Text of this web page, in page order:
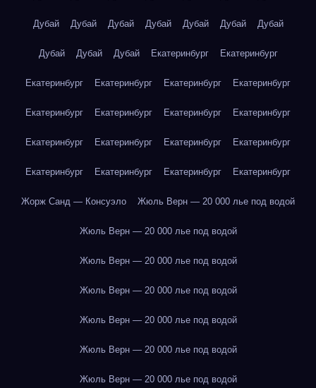
Дубай Дубай Дубай Дубай Дубай Дубай Дубай
Дубай Дубай Дубай Екатеринбург Екатеринбург
Екатеринбург Екатеринбург Екатеринбург Екатеринбург
Екатеринбург Екатеринбург Екатеринбург Екатеринбург
Екатеринбург Екатеринбург Екатеринбург Екатеринбург
Екатеринбург Екатеринбург Екатеринбург Екатеринбург
Жорж Санд — Консуэло Жюль Верн — 20 000 лье под водой
Жюль Верн — 20 000 лье под водой
Жюль Верн — 20 000 лье под водой
Жюль Верн — 20 000 лье под водой
Жюль Верн — 20 000 лье под водой
Жюль Верн — 20 000 лье под водой
Жюль Верн — 20 000 лье под водой